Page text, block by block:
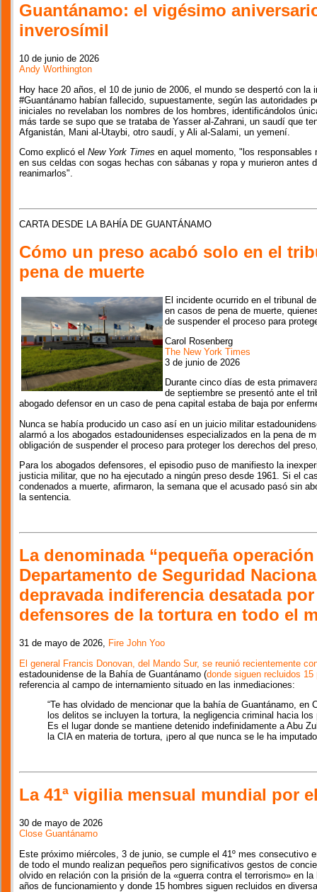
Guantánamo: el vigésimo
inverosímil
10 de junio de 2026
Andy Worthington
Hoy hace 20 años, el 10 de junio de 2006, el mundo se despertó con
#Guantánamo habían fallecido, supuestamente, según las autoridades
iniciales no revelaban los nombres de los hombres, identificándolos
más tarde se supo que se trataba de Yasser al-Zahrani, un saudí que
Afganistán, Mani al-Utaybi, otro saudí, y Ali al-Salami, un yemení.
Como explicó el New York Times en aquel momento, "los
en sus celdas con sogas hechas con sábanas y ropa y murieron antes
reanimarlos".
CARTA DESDE LA BAHÍA DE GUANTÁNAMO
Cómo un preso acabó solo en el
pena de muerte
El incidente ocurrido en el tribunal
en casos de pena de muerte,
de suspender el proceso para
Carol Rosenberg
The New York Times
3 de junio de 2026
Durante cinco días de esta
de septiembre se presentó ante el
abogado defensor en un caso de pena capital estaba de baja por
Nunca se había producido un caso así en un juicio militar
alarmó a los abogados estadounidenses especializados en la pena de
obligación de suspender el proceso para proteger los derechos del
Para los abogados defensores, el episodio puso de manifiesto la
justicia militar, que no ha ejecutado a ningún preso desde 1961. Si el
condenados a muerte, afirmaron, la semana que el acusado pasó sin
la sentencia.
La denominada “pequeña
Departamento de Seguridad
depravada indiferencia desatada
defensores de la tortura en todo el
31 de mayo de 2026, Fire John Yoo
El general Francis Donovan, del Mando Sur, se reunió recientemente
estadounidense de la Bahía de Guantánamo (donde siguen recluidos 15
referencia al campo de internamiento situado en las inmediaciones:
“Te has olvidado de mencionar que la bahía de Guantánamo, en
los delitos se incluyen la tortura, la negligencia criminal hacia
Es el lugar donde se mantiene detenido indefinidamente a Abu
la CIA en materia de tortura, ¡pero al que nunca se le ha
La 41ª vigilia mensual mundial por
30 de mayo de 2026
Close Guantánamo
Este próximo miércoles, 3 de junio, se cumple el 41º mes consecutivo
de todo el mundo realizan pequeños pero significativos gestos de
olvido en relación con la prisión de la «guerra contra el terrorismo» en
años de funcionamiento y donde 15 hombres siguen recluidos en